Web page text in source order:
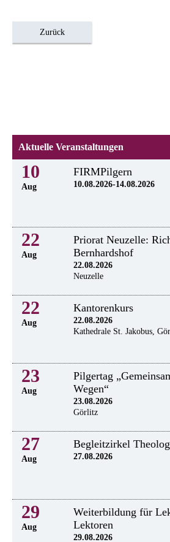
Zurück
Aktuelle Veranstaltungen
10
Aug
FIRMPilgern
10.08.2026-14.08.2026
22
Aug
Priorat Neuzelle:
Bernhardshof
22.08.2026
Neuzelle
22
Aug
Kantorenkurs
22.08.2026
Kathedrale St. Jakobus,
23
Aug
Pilgertag
Wegen“
23.08.2026
Görlitz
27
Aug
Begleitzirkel
27.08.2026
29
Aug
Weiterbildung für
Lektoren
29.08.2026